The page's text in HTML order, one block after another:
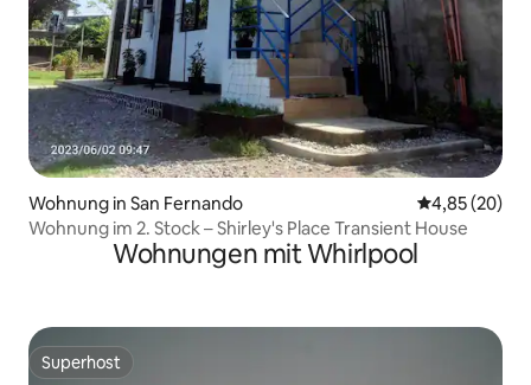
Wohnung in San Fernando
4,85 (20)
Wohnung im 2. Stock – Shirley's Place Transient House
Wohnungen mit Whirlpool
Superhost
Superhost